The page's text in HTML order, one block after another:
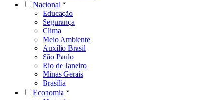
Nacional
Educação
Segurança
Clima
Meio Ambiente
Auxílio Brasil
São Paulo
Rio de Janeiro
Minas Gerais
Brasília
Economia